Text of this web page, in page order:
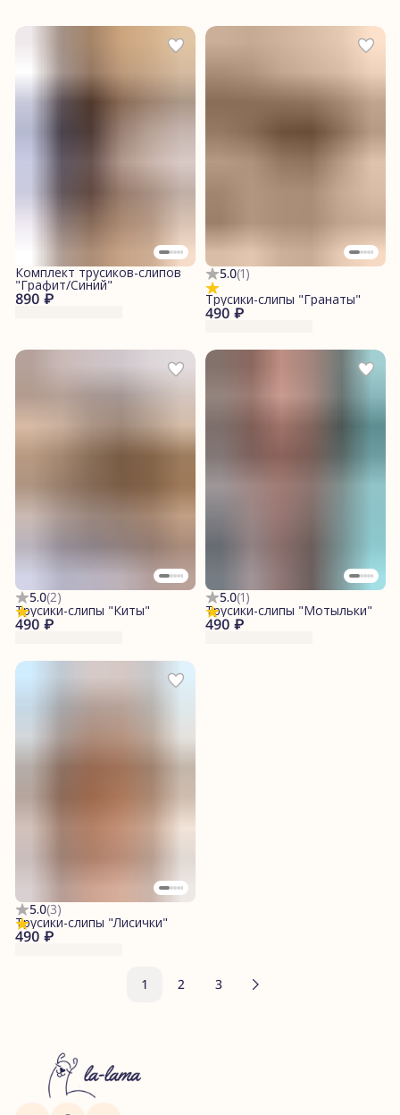
890 ₽
Комплект трусиков-слипов
"Графит/Синий"
5.0(1)
490 ₽
Трусики-слипы "Гранаты"
5.0(2)
490 ₽
Трусики-слипы "Киты"
5.0(1)
490 ₽
Трусики-слипы "Мотыльки"
5.0(3)
490 ₽
Трусики-слипы "Лисички"
1 2 3